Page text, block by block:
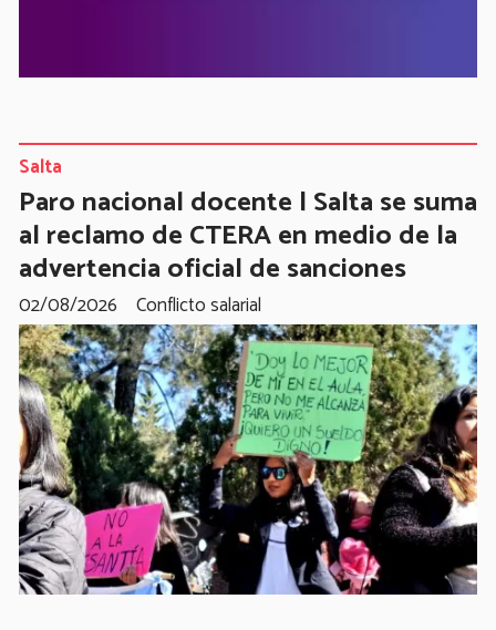
Paro nacional docente | Salta se suma
al reclamo de CTERA en medio de la
advertencia oficial de sanciones
Conflicto salarial
Salta
02/08/2026